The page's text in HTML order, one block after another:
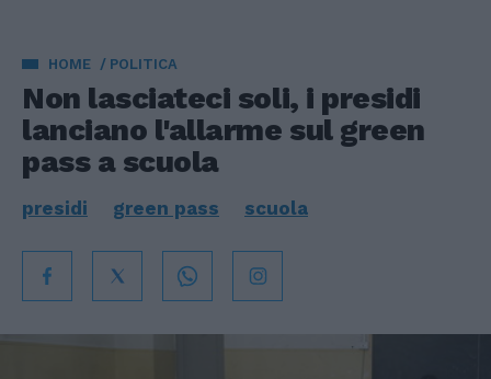
HOME POLITICA
Non lasciateci soli, i presidi
lanciano l'allarme sul green
pass a scuola
presidi green pass scuola